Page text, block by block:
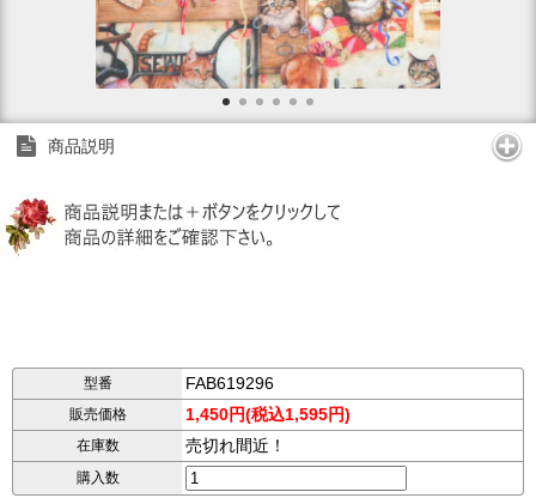
商品説明
型番 FAB619296
販売価格 1,450円(税込1,595円)
在庫数 売切れ間近！
購入数